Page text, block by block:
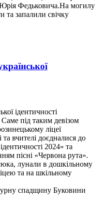
Юрія Федьковича.На могилу
та запалили свічку
ідентичності
під таким девізом
ліцеї
та вчителі доєдналися до
2024» та
пісні «Червона рута».
лунали в дошкільному
та на шкільному
спадщину Буковини